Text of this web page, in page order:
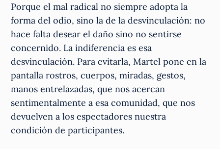
Porque el mal radical no siempre adopta la
forma del odio, sino la de la desvinculación: no
hace falta desear el daño sino no sentirse
concernido. La indiferencia es esa
desvinculación. Para evitarla, Martel pone en la
pantalla rostros, cuerpos, miradas, gestos,
manos entrelazadas, que nos acercan
sentimentalmente a esa comunidad, que nos
devuelven a los espectadores nuestra
condición de participantes.